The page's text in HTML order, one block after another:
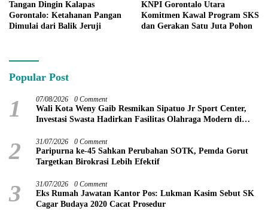
Tangan Dingin Kalapas
Gorontalo: Ketahanan Pangan
Dimulai dari Balik Jeruji
KNPI Gorontalo Utara
Komitmen Kawal Program SKS
dan Gerakan Satu Juta Pohon
Popular Post
1 07/08/2026 0 Comment
Wali Kota Weny Gaib Resmikan Sipatuo Jr Sport Center,
Investasi Swasta Hadirkan Fasilitas Olahraga Modern di
2 31/07/2026 0 Comment
Paripurna ke-45 Sahkan Perubahan SOTK, Pemda Gorut
Targetkan Birokrasi Lebih Efektif
3 31/07/2026 0 Comment
Eks Rumah Jawatan Kantor Pos: Lukman Kasim Sebut SK
Cagar Budaya 2020 Cacat Prosedur